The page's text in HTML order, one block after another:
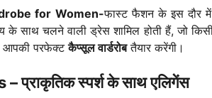
for Women-फास्ट फैशन के इस दौर
के साथ चलने वाली ड्रेस शामिल होती हैं, जो
आपकी परफेक्टकैप्सूल वार्डरोबतैयार करेंगी।
प्राकृतिक स्पर्श के साथ एलिगेंस